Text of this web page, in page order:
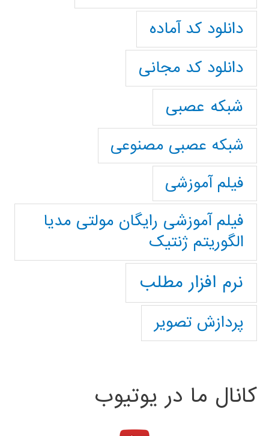
دانلود کد آماده
دانلود کد مجانی
شبکه عصبی
شبکه عصبی مصنوعی
فیلم آموزشی
فیلم آموزشی رایگان مولتی مدیا
الگوریتم ژنتیک
نرم افزار مطلب
پردازش تصویر
کانال ما در یوتیوب